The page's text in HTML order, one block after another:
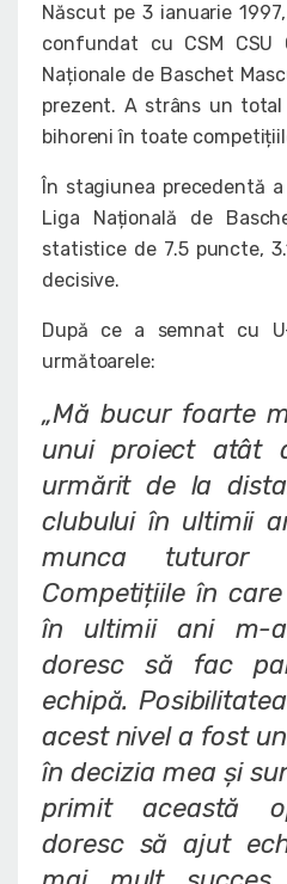
Născut pe 3 ianuarie
confundat cu CSM CSU
Naționale de Baschet
prezent. A strâns un
bihoreni în toate
În stagiunea precedentă
Liga Națională de
statistice de 7.5 puncte,
decisive.
După ce a semnat cu
următoarele:
„Mă bucur foarte
unui proiect atât
urmărit de la
clubului în ultimii
munca tuturor
Competițiile în
în ultimii ani m-
doresc să fac
echipă.
acest nivel a fost
în decizia mea și
primit această
doresc să ajut